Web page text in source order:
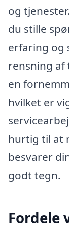
og
du stille
erfaring og
rensning af
en
hvilket er
hurtig til at
besvarer
godt tegn.
Fordele